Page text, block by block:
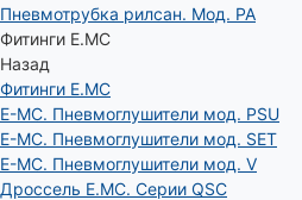
Пневмотрубка рилсан. Мод. PA
Фитинги E.MC
Назад
Фитинги E.MC
E-MC. Пневмоглушители мод. PSU
E-MC. Пневмоглушители мод. SET
E-MC. Пневмоглушители мод. V
Дроссель E.MC. Серии QSC